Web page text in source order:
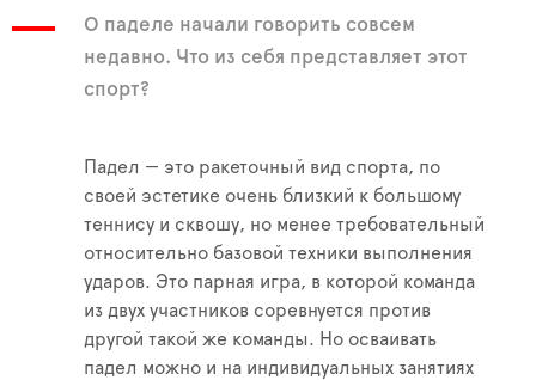
О паделе начали говорить совсем
недавно. Что из себя представляет этот
спорт?
Падел — это ракеточный вид спорта, по
своей эстетике очень близкий к большому
теннису и сквошу, но менее требовательный
относительно базовой техники выполнения
ударов. Это парная игра, в которой команда
из двух участников соревнуется против
другой такой же команды. Но осваивать
падел можно и на индивидуальных занятиях